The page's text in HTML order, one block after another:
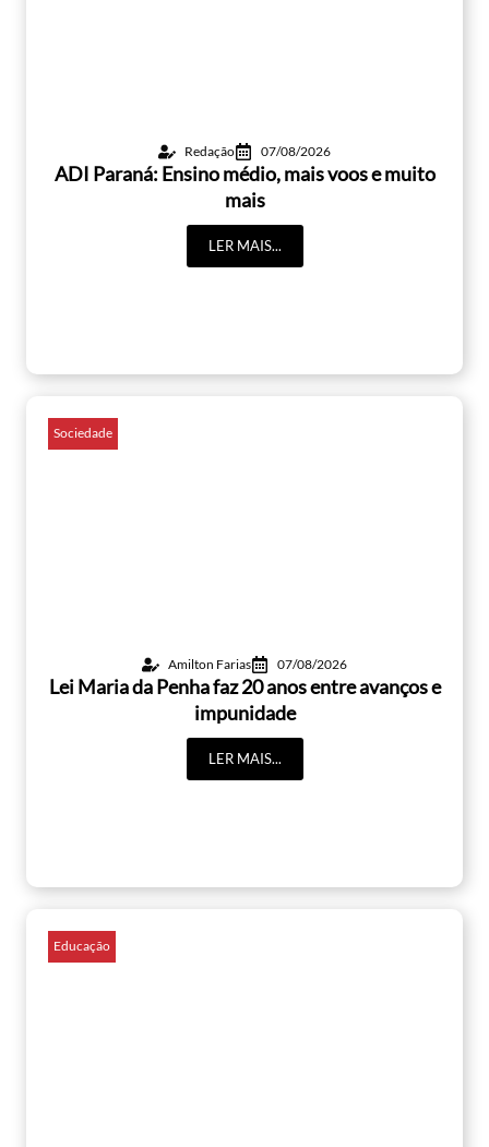
Redação 07/08/2026
ADI Paraná: Ensino médio, mais voos e muito
mais
LER MAIS...
Sociedade
Amilton Farias 07/08/2026
Lei Maria da Penha faz 20 anos entre avanços e
impunidade
LER MAIS...
Educação